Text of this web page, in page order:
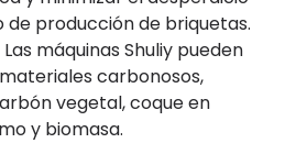
producción de briquetas.
máquinas Shuliy pueden
carbonosos,
vegetal, coque en
y biomasa.